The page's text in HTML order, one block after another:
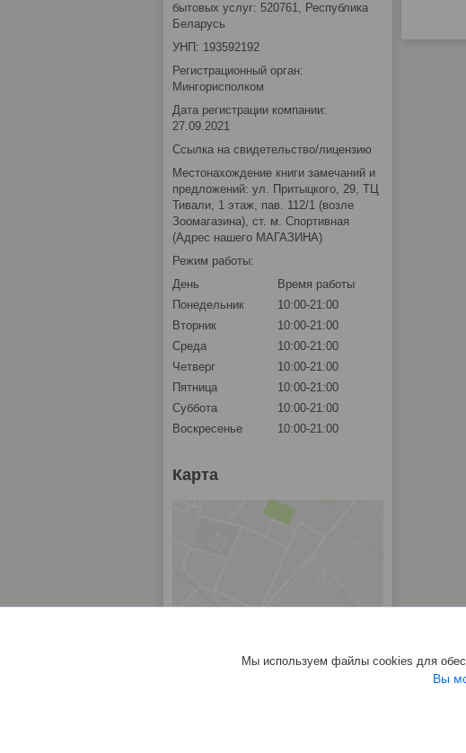
бытовых услуг: 520761, Республика
Беларусь
УНП: 193592192
Регистрационный орган:
Мингорисполком
Дата регистрации компании:
27.09.2021
Ссылка на свидетельство/лицензию
Местонахождение книги замечаний и
предложений: ул. Притыцкого, 29, ТЦ
Тивали, 1 этаж, пав. 112/1 (возле
Зоомагазина), ст. м. Спортивная
(Адрес нашего МАГАЗИНА)
Режим работы:
День
Время работы
Понедельник
10:00-21:00
Вторник
10:00-21:00
Среда
10:00-21:00
Четверг
10:00-21:00
Пятница
10:00-21:00
Суббота
10:00-21:00
Воскресенье
10:00-21:00
Карта
Мы используем файлы cookies для
Вы